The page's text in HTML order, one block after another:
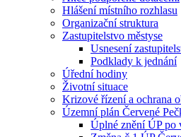
Hlášení místního rozhlasu
Organizační struktura
Zastupitelstvo městyse
Usnesení
Podklady k jednání
Úřední hodiny
Životní situace
Krizové řízení a ochrana
Územní plán Červené
Úplné znění ÚP po